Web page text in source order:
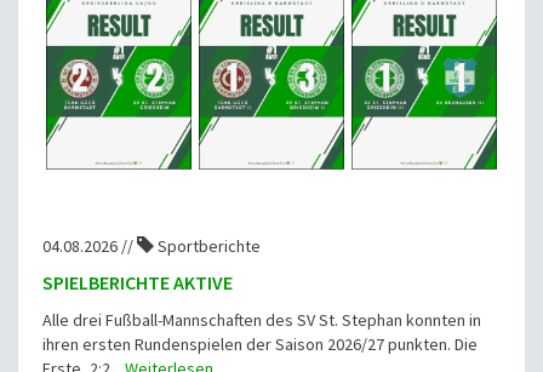
04.08.2026 // Sportberichte
SPIELBERICHTE AKTIVE
Alle drei Fußball-Mannschaften des SV St. Stephan konnten in
ihren ersten Rundenspielen der Saison 2026/27 punkten. Die